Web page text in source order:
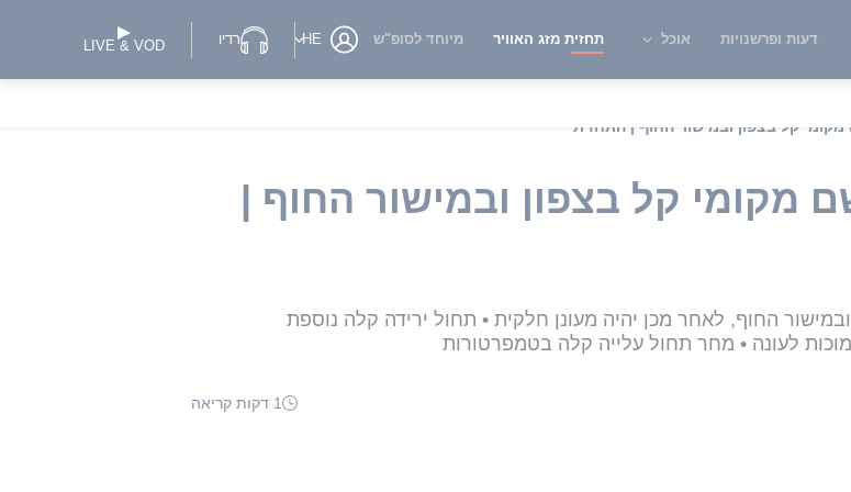
דעות ופרשנויות אוכל תחזית מזג האוויר מיוחד לסופ"ש HE רדיו LIVE & VOD
קל בצפון ובמישור החוף | התחזית
מקומי קל בצפון ובמישור החוף |
החוף, לאחר מכן יהיה מעונן חלקית • תחול ירידה קלה נוספת
לעונה • מחר תחול עלייה קלה בטמפרטורות
1 דקות קריאה